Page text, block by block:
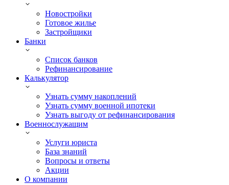
Новостройки
Готовое жилье
Застройщики
Банки
Список банков
Рефинансирование
Калькулятор
Узнать сумму накоплений
Узнать сумму военной ипотеки
Узнать выгоду от рефинансирования
Военнослужащим
Услуги юриста
База знаний
Вопросы и ответы
Акции
О компании